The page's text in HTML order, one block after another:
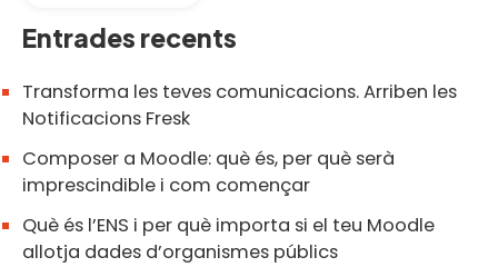
Entrades recents
Transforma les teves comunicacions. Arriben les
Notificacions Fresk
Composer a Moodle: què és, per què serà
imprescindible i com començar
Què és l’ENS i per què importa si el teu Moodle
allotja dades d’organismes públics